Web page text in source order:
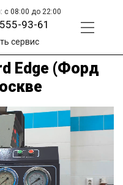
с 08:00 до 22:00
93-61
сервис
Edge (Форд